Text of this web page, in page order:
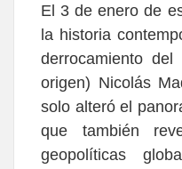
El 3 de enero de
la historia
derrocamiento
origen) Nicolás
solo alteró el
que también
geopolíticas